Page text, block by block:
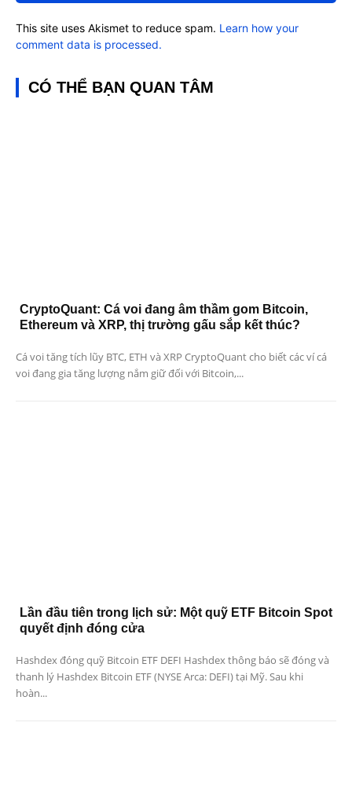
This site uses Akismet to reduce spam. Learn how your
comment data is processed.
CÓ THỂ BẠN QUAN TÂM
CryptoQuant: Cá voi đang âm thầm gom Bitcoin,
Ethereum và XRP, thị trường gấu sắp kết thúc?
Cá voi tăng tích lũy BTC, ETH và XRP CryptoQuant cho biết các ví cá
voi đang gia tăng lượng nắm giữ đối với Bitcoin,...
Lần đầu tiên trong lịch sử: Một quỹ ETF Bitcoin Spot
quyết định đóng cửa
Hashdex đóng quỹ Bitcoin ETF DEFI Hashdex thông báo sẽ đóng và
thanh lý Hashdex Bitcoin ETF (NYSE Arca: DEFI) tại Mỹ. Sau khi
hoàn...